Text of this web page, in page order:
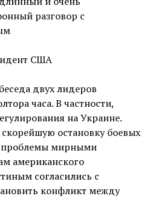
разговор с
США
двух лидеров
часа. В частности,
на Украине.
остановку боевых
проблемы мирными
американского
согласились с
конфликт между